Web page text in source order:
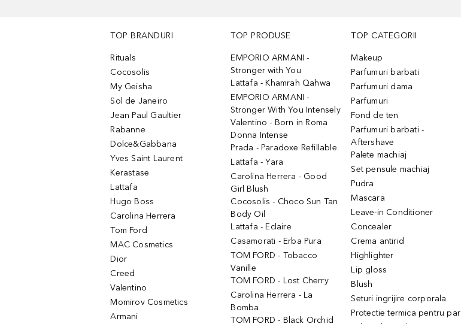
TOP BRANDURI
Rituals
Cocosolis
My Geisha
Sol de Janeiro
Jean Paul Gaultier
Rabanne
Dolce&Gabbana
Yves Saint Laurent
Kerastase
Lattafa
Hugo Boss
Carolina Herrera
Tom Ford
MAC Cosmetics
Dior
Creed
Valentino
Momirov Cosmetics
Armani
TOP PRODUSE
EMPORIO ARMANI -
Stronger with You
Lattafa - Khamrah Qahwa
EMPORIO ARMANI -
Stronger With You Intensely
Valentino - Born in Roma
Donna Intense
Prada - Paradoxe Refillable
Lattafa - Yara
Carolina Herrera - Good
Girl Blush
Cocosolis - Choco Sun Tan
Body Oil
Lattafa - Eclaire
Casamorati - Erba Pura
TOM FORD - Tobacco
Vanille
TOM FORD - Lost Cherry
Carolina Herrera - La
Bomba
TOM FORD - Black Orchid
TOP CATEGORII
Makeup
Parfumuri barbati
Parfumuri dama
Parfumuri
Fond de ten
Parfumuri barbati -
Aftershave
Palete machiaj
Set pensule machiaj
Pudra
Mascara
Leave-in Conditioner
Concealer
Crema antirid
Highlighter
Lip gloss
Blush
Seturi ingrijire corporala
Protectie termica pentru par